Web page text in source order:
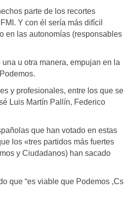
parte de los recortes
Y con él sería más difícil
en las autonomías (responsables
u otra manera, empujan en la
y profesionales, entre los que se
Luis Martín Pallín, Federico
que han votado en estas
los «tres partidos más fuertes
y Ciudadanos) han sacado
que “es viable que Podemos ,Cs